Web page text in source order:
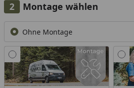
Montage wählen
Ohne Montage